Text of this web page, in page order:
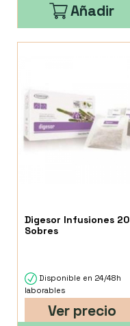
Añadir
Digesor Infusiones 20
Sobres
Disponible en 24/48h
laborables
Ver precio